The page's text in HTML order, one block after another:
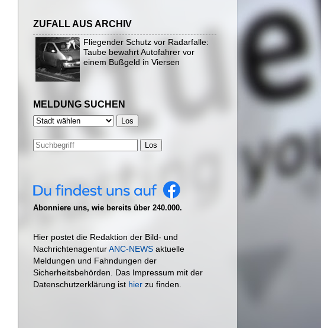
ZUFALL AUS ARCHIV
Fliegender Schutz vor Radarfalle:
Taube bewahrt Autofahrer vor
einem Bußgeld in Viersen
MELDUNG SUCHEN
Los
Abonniere uns, wie bereits über 240.000.
Hier postet die Redaktion der Bild- und
NachrichtenagenturANC-NEWS aktuelle
Meldungen und Fahndungen der
Sicherheitsbehörden. Das Impressum mit der
Datenschutzerklärung ist hier zu finden.